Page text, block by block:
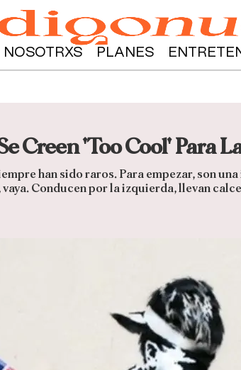
NOSOTRXS PLANES
Creen 'Too Cool' Para
han sido raros. Para empezar, son
Conducen por la izquierda, llevan